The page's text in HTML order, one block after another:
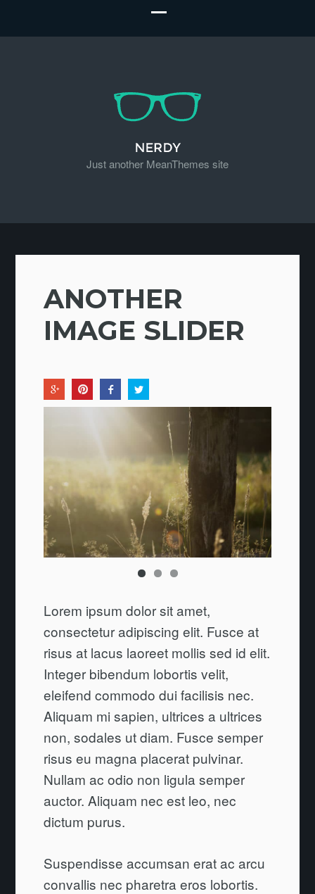
Just another MeanThemes site
ANOTHER
IMAGE SLIDER
Lorem ipsum dolor sit amet,
consectetur adipiscing elit. Fusce at
risus at lacus laoreet mollis sed id elit.
Integer bibendum lobortis velit,
eleifend commodo dui facilisis nec.
Aliquam mi sapien, ultrices a ultrices
non, sodales ut diam. Fusce semper
risus eu magna placerat pulvinar.
Nullam ac odio non ligula semper
auctor. Aliquam nec est leo, nec
dictum purus.
Suspendisse accumsan erat ac arcu
convallis nec pharetra eros lobortis.